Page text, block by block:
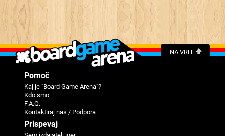
NA VRH
Pomoč
Kaj je "Board Game Arena"?
Kdo smo
F.A.Q.
Kontaktiraj nas / Podpora
Prispevaj